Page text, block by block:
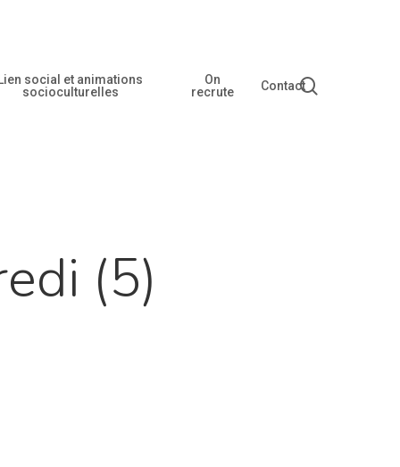
Lien social et animations
socioculturelles
On
recrute
Contact
(5)